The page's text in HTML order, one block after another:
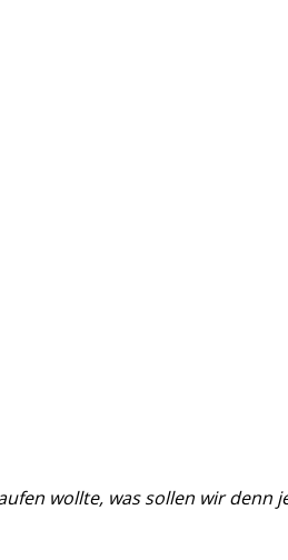
wollte, was sollen wir denn